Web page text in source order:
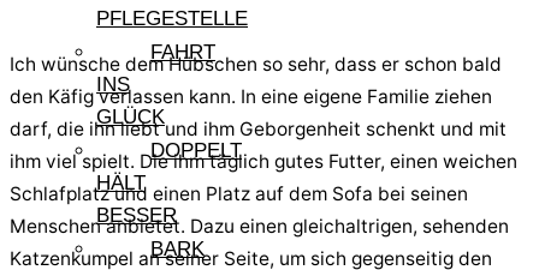
PFLEGESTELLE
FAHRT
INS
GLÜCK
DOPPELT
HÄLT
BESSER
BARK
Ich wünsche dem Hübschen so sehr, dass er schon bald
den Käfig verlassen kann. In eine eigene Familie ziehen
darf, die ihn liebt und ihm Geborgenheit schenkt und mit
ihm viel spielt. Die ihm täglich gutes Futter, einen weichen
Schlafplatz und einen Platz auf dem Sofa bei seinen
Menschen anbietet. Dazu einen gleichaltrigen, sehenden
Katzenkumpel an seiner Seite, um sich gegenseitig den